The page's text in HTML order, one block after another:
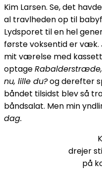
Kim Larsen. Se, det
al travlheden op til
Lydsporet til en hel
første voksentid er væk.
mit værelse med
optage
nu, lille du?og derefter
båndet tilsidst blev så
båndsalat. Men min
dag.
drejer
på